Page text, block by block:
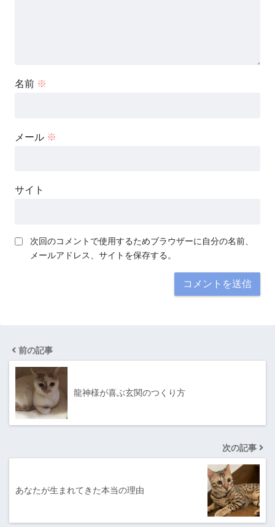
名前 ※
メール ※
サイト
次回のコメントで使用するためブラウザーに自分の名前、
メールアドレス、サイトを保存する。
前の記事
龍神様が喜ぶ玄関のつくり方
次の記事
あなたが生まれてきた本当の理由